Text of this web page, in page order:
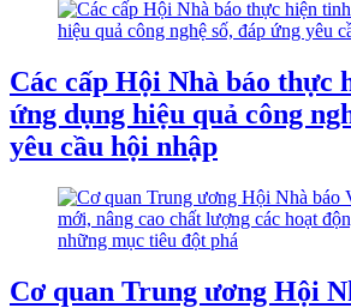
Các cấp Hội Nhà báo thực
ứng dụng hiệu quả công
yêu cầu hội nhập
Cơ quan Trung ương Hội